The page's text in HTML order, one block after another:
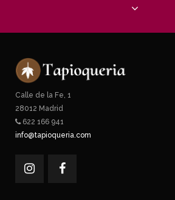
Calle de la Fe, 1
28012 Madrid
622 166 941
info@tapioqueria.com